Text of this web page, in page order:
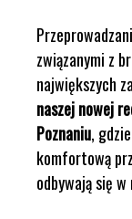
związanymi z
największych
naszej nowej
Poznaniu,
komfortową
odbywają się